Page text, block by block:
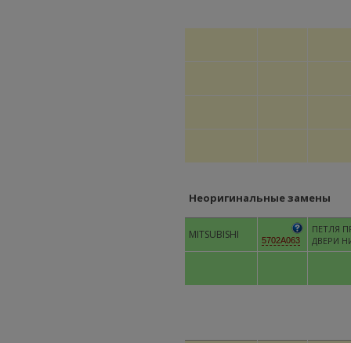
Неоригинальные замены
MITSUBISHI 5702A063
ПЕТЛЯ
ДВЕРИ